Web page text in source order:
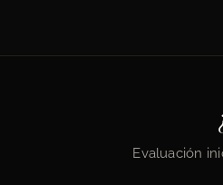
Evaluación